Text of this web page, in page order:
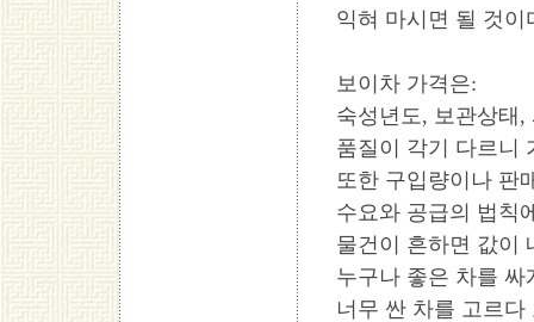
익혀 마시면 될 것이
보이차 가격은:
숙성년도, 보관상태,
품질이 각기 다르니
또한 구입량이나 판
수요와 공급의 법칙
물건이 흔하면 값이
누구나 좋은 차를
너무 싼 차를 고르